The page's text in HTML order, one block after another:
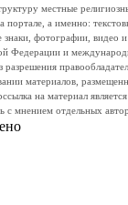
местные
а именно:
знаки, фотографии, видео
Федерации и
разрешения
материалов,
на материал
с мнением отдельных